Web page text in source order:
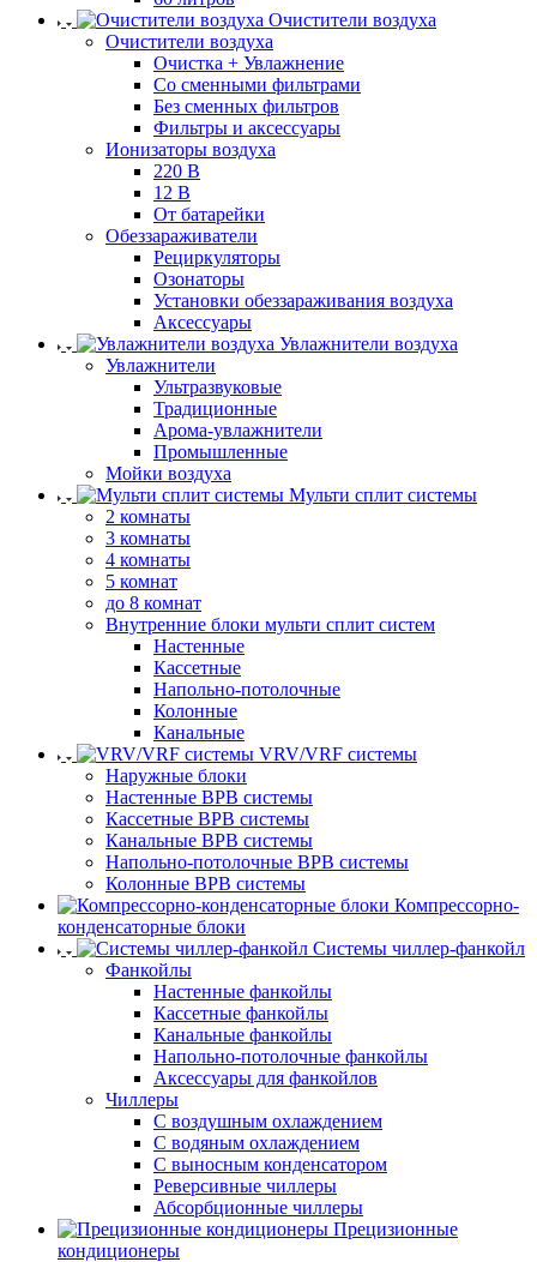
Очистители воздуха
Очистители воздуха
Очистка + Увлажнение
Cо сменными фильтрами
Без сменных фильтров
Фильтры и аксессуары
Ионизаторы воздуха
220 В
12 В
От батарейки
Обеззараживатели
Рециркуляторы
Озонаторы
Установки обеззараживания воздуха
Аксессуары
Увлажнители воздуха
Увлажнители
Ультразвуковые
Традиционные
Арома-увлажнители
Промышленные
Мойки воздуха
Мульти сплит системы
2 комнаты
3 комнаты
4 комнаты
5 комнат
до 8 комнат
Внутренние блоки мульти сплит систем
Настенные
Кассетные
Напольно-потолочные
Колонные
Канальные
VRV/VRF системы
Наружные блоки
Настенные ВРВ системы
Кассетные ВРВ системы
Канальные ВРВ системы
Напольно-потолочные ВРВ системы
Колонные ВРВ системы
Компрессорно-
конденсаторные блоки
Системы чиллер-фанкойл
Фанкойлы
Настенные фанкойлы
Кассетные фанкойлы
Канальные фанкойлы
Напольно-потолочные фанкойлы
Аксессуары для фанкойлов
Чиллеры
С воздушным охлаждением
С водяным охлаждением
С выносным конденсатором
Реверсивные чиллеры
Абсорбционные чиллеры
Прецизионные
кондиционеры